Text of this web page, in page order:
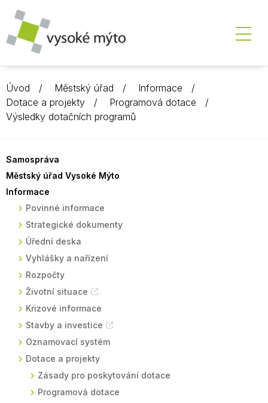
Úvod Městský úřad
Informace
Dotace a projekty
Programová dotace
Výsledky dotačních programů
Samospráva
Městský úřad Vysoké Mýto
Informace
Povinné informace
Strategické dokumenty
Úřední deska
Vyhlášky a nařízení
Rozpočty
Životní situace
Krizové informace
Stavby a investice
Oznamovací systém
Dotace a projekty
Zásady pro poskytování dotace
Programová dotace